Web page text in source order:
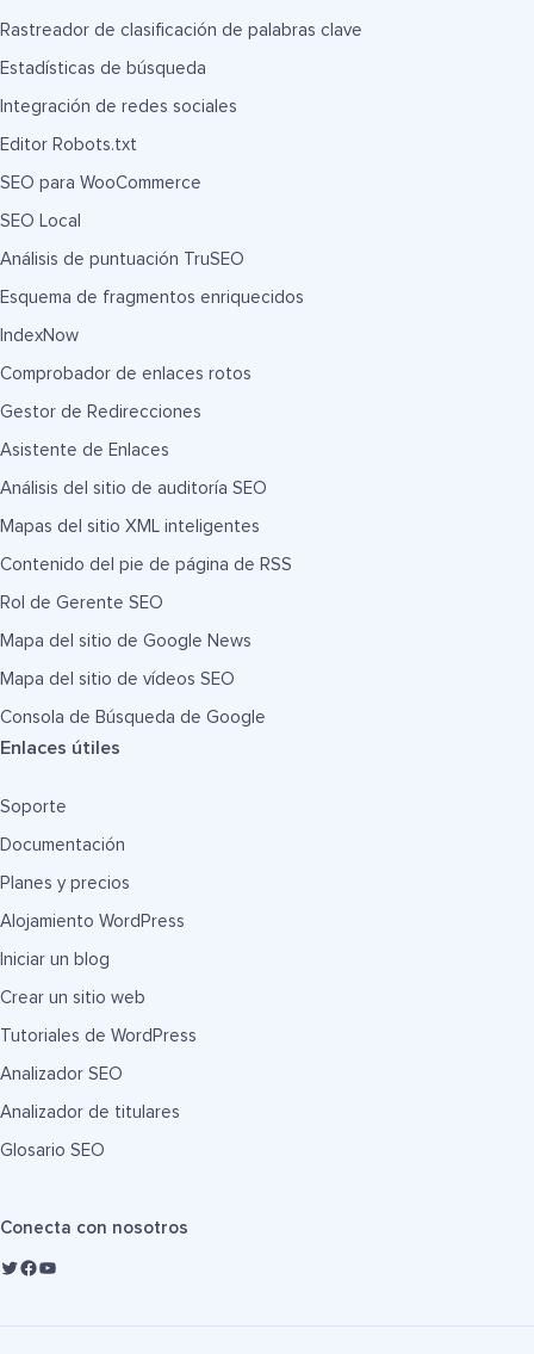
Rastreador de clasificación de palabras clave
Estadísticas de búsqueda
Integración de redes sociales
Editor Robots.txt
SEO para WooCommerce
SEO Local
Análisis de puntuación TruSEO
Esquema de fragmentos enriquecidos
IndexNow
Comprobador de enlaces rotos
Gestor de Redirecciones
Asistente de Enlaces
Análisis del sitio de auditoría SEO
Mapas del sitio XML inteligentes
Contenido del pie de página de RSS
Rol de Gerente SEO
Mapa del sitio de Google News
Mapa del sitio de vídeos SEO
Consola de Búsqueda de Google
Enlaces útiles
Soporte
Documentación
Planes y precios
Alojamiento WordPress
Iniciar un blog
Crear un sitio web
Tutoriales de WordPress
Analizador SEO
Analizador de titulares
Glosario SEO
Conecta con nosotros